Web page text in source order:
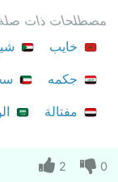
مصطلحات ذات
خايب
جكمه
مفتالة
0
2